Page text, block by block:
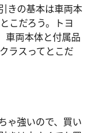
きの基本は車両本
こだろう。トヨ
車両本体と付属品
ラスってとこだ
ゃ強いので、買い